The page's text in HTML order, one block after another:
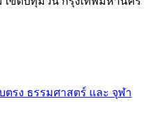
ตรง ธรรมศาสตร์ และ จุฬา